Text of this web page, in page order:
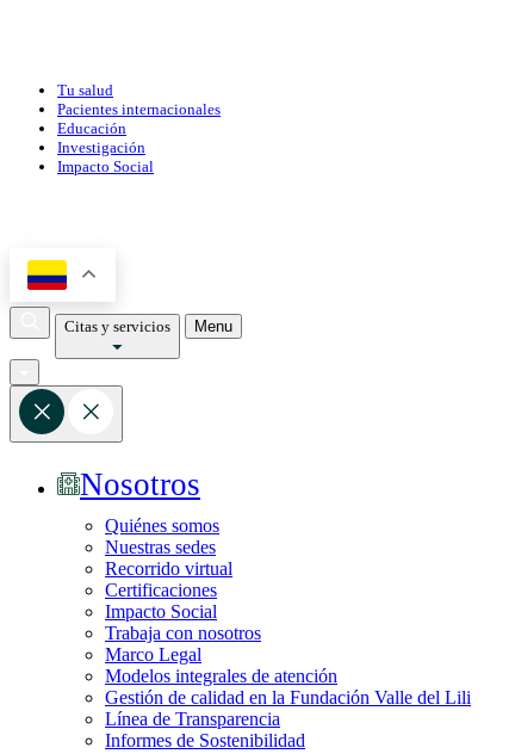
Tu salud
Pacientes internacionales
Educación
Investigación
Impacto Social
Citas y servicios Menu
Nosotros
Quiénes somos
Nuestras sedes
Recorrido virtual
Certificaciones
Impacto Social
Trabaja con nosotros
Marco Legal
Modelos integrales de atención
Gestión de calidad en la Fundación Valle del Lili
Línea de Transparencia
Informes de Sostenibilidad